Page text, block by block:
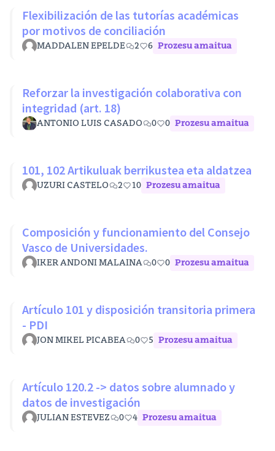
Flexibilización de las tutorías académicas
por motivos de conciliación
MADDALEN EPELDE 2 6 Prozesu amaitua
Reforzar la investigación colaborativa con
integridad (art. 18)
ANTONIO LUIS CASADO 0 0 Prozesu amaitua
101, 102 Artikuluak berrikustea eta aldatzea
UZURI CASTELO 2 10 Prozesu amaitua
Composición y funcionamiento del Consejo
Vasco de Universidades.
IKER ANDONI MALAINA 0 0 Prozesu amaitua
Artículo 101 y disposición transitoria primera
- PDI
JON MIKEL PICABEA 0 5 Prozesu amaitua
Artículo 120.2 -> datos sobre alumnado y
datos de investigación
JULIAN ESTEVEZ 0 4 Prozesu amaitua